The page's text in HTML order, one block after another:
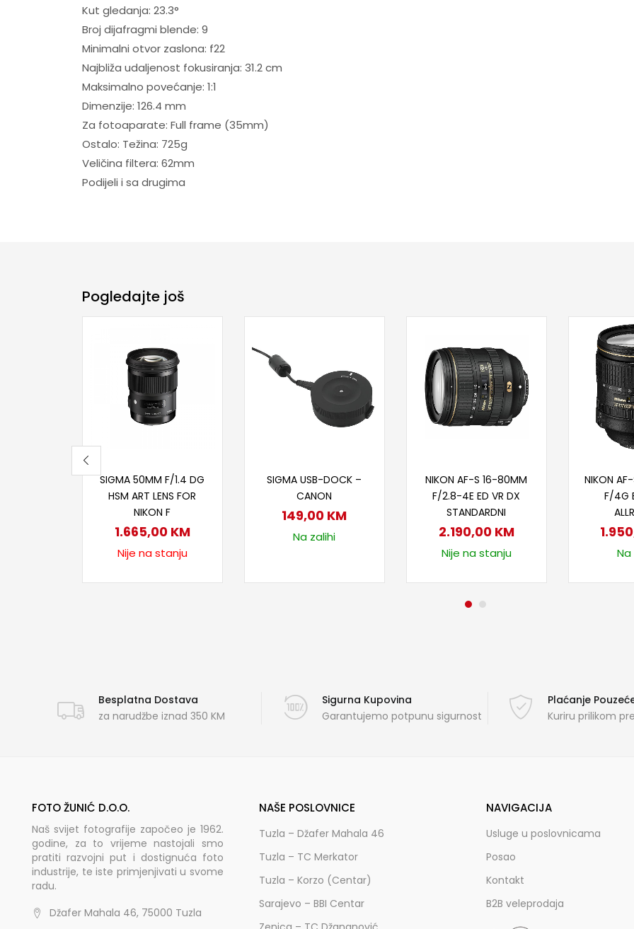
Kut gledanja: 23.3°
Broj dijafragmi blende: 9
Minimalni otvor zaslona: f22
Najbliža udaljenost fokusiranja: 31.2 cm
Maksimalno povećanje: 1:1
Dimenzije: 126.4 mm
Za fotoaparate: Full frame (35mm)
Ostalo: Težina: 725g
Veličina filtera: 62mm
Podijeli i sa drugima
Pogledajte još
SIGMA 50MM F/1.4 DG
HSM ART LENS FOR
NIKON F
1.665,00 KM
Nije na stanju
SIGMA USB-DOCK –
CANON
149,00 KM
Na zalihi
NIKON AF-S 16-80MM
F/2.8-4E ED VR DX
STANDARDNI
2.190,00 KM
Nije na stanju
NIKON
F/4G
Na
Besplatna Dostava
za narudžbe iznad 350 KM
Sigurna Kupovina
Garantujemo potpunu sigurnost
Plaćanje
Kuriru prilikom
FOTO ŽUNIĆ D.O.O.
Naš svijet fotografije započeo je 1962.
godine, za to vrijeme nastojali smo
pratiti razvojni put i dostignuća foto
industrije, te iste primjenjivati u svome
radu.
Džafer Mahala 46, 75000 Tuzla
NAŠE POSLOVNICE
Tuzla – Džafer Mahala 46
Tuzla – TC Merkator
Tuzla – Korzo (Centar)
Sarajevo – BBI Centar
NAVIGACIJA
Usluge u poslovnicama
Posao
Kontakt
B2B veleprodaja